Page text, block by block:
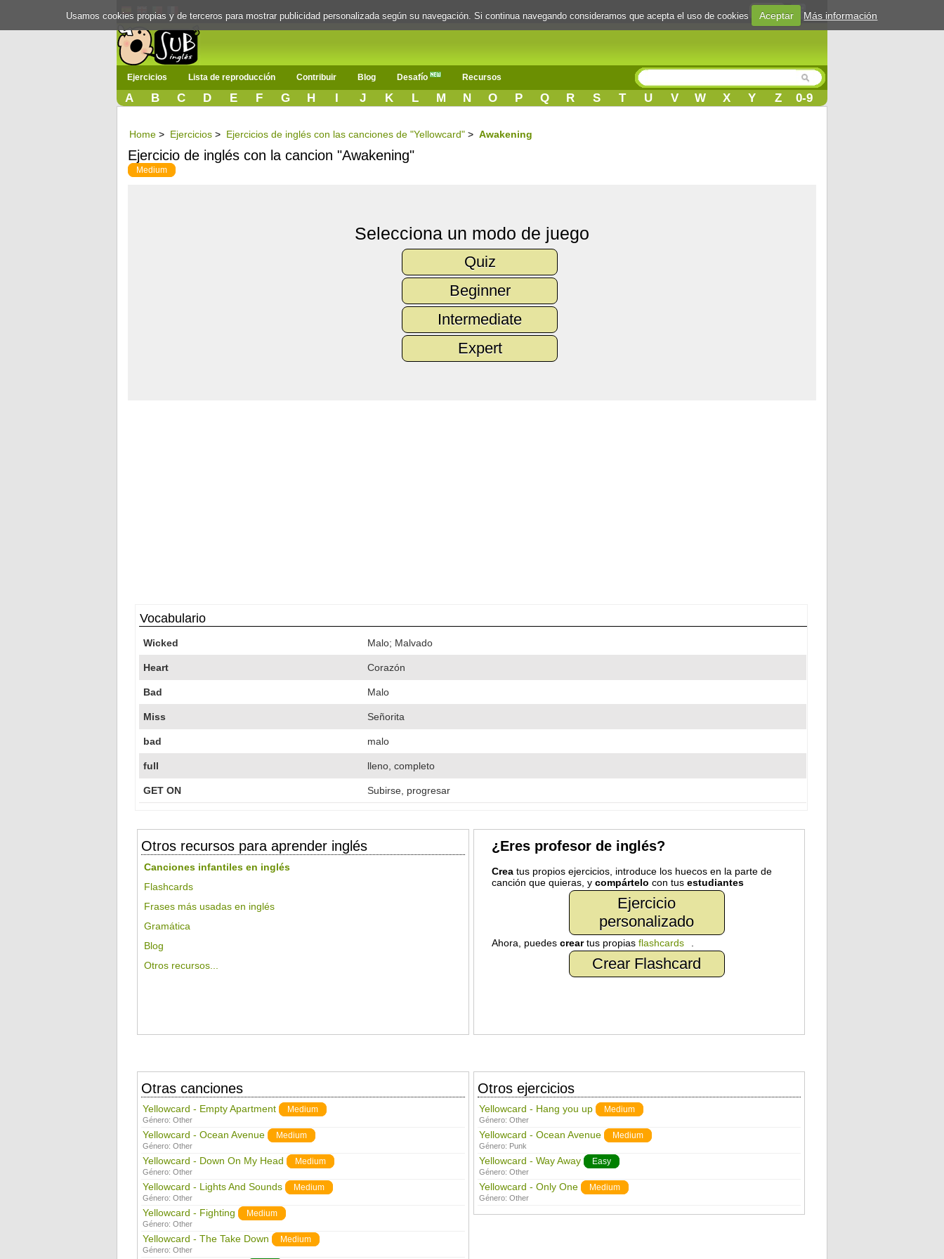
Login
Ejercicios Lista de reproducción Contribuir Blog Desafío Recursos
A B C D E F G H I J K L M N O P Q R S T U V W X Y Z 0-9
Home > Ejercicios > Ejercicios de inglés con las canciones de "Yellowcard" > Awakening
Ejercicio de inglés con la cancion "Awakening"
Medium
Selecciona un modo de juego
Quiz
Beginner
Intermediate
Expert
Vocabulario
Wicked Malo; Malvado
Heart Corazón
Bad Malo
Miss Señorita
bad malo
full lleno, completo
GET ON Subirse, progresar
Otros recursos para aprender inglés
Canciones infantiles en inglés
Flashcards
Frases más usadas en inglés
Gramática
Blog
Otros recursos...
¿Eres profesor de inglés?
Creatus propios ejercicios, introduce los huecos en la parte de
canción que quieras, y compártelo con tus estudiantes
Ejercicio
personalizado
Ahora, puedes creartus propias flashcards
Crear Flashcard
Otras canciones
Yellowcard - Empty Apartment Medium
Género: Other
Yellowcard - Ocean Avenue Medium
Género: Other
Yellowcard - Down On My Head Medium
Género: Other
Yellowcard - Lights And Sounds Medium
Género: Other
Yellowcard - Fighting Medium
Género: Other
Yellowcard - The Take Down Medium
Género: Other
Otros ejercicios
Yellowcard - Hang you up Medium
Género: Other
Yellowcard - Ocean Avenue Medium
Género: Punk
Yellowcard - Way Away Easy
Género: Other
Yellowcard - Only One Medium
Género: Other
Usamos cookies propias y de terceros para mostrar publicidad personalizada según su navegación. Si continua navegando consideramos que acepta el uso de cookies Aceptar Más información